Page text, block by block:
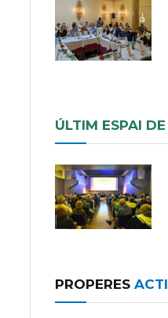
ÚLTIM ESPAI
PROPERES